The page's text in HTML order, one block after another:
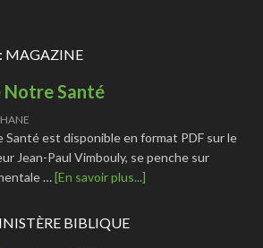
: MAGAZINE
Notre Santé
Santé est disponible en format PDF sur le
Jean-Paul Vimbouly, se penche sur
…[En savoir plus...]
BIBLIQUE